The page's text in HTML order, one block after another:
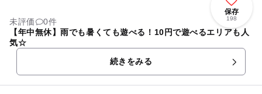
保存
198
未評価
0件
【年中無休】雨でも暑くても遊べる！10円で遊べるエリアも人
気☆
続きをみる